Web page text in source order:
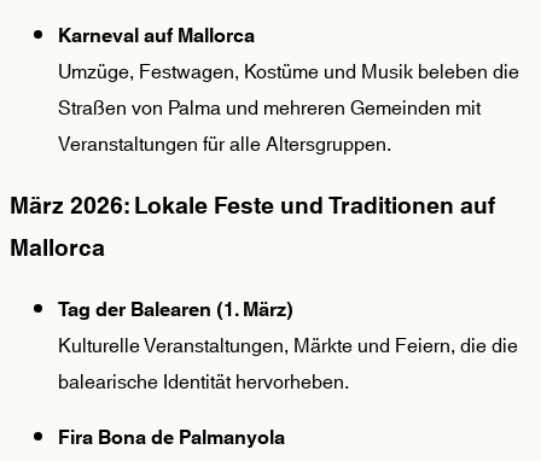
Karneval auf Mallorca
Umzüge, Festwagen, Kostüme und Musik beleben die
Straßen von Palma und mehreren Gemeinden mit
Veranstaltungen für alle Altersgruppen.
März 2026: Lokale Feste und Traditionen auf
Mallorca
Tag der Balearen (1. März)
Kulturelle Veranstaltungen, Märkte und Feiern, die die
balearische Identität hervorheben.
Fira Bona de Palmanyola